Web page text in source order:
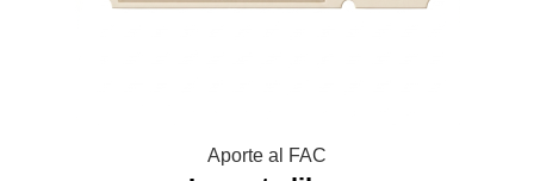
Aporte al FAC